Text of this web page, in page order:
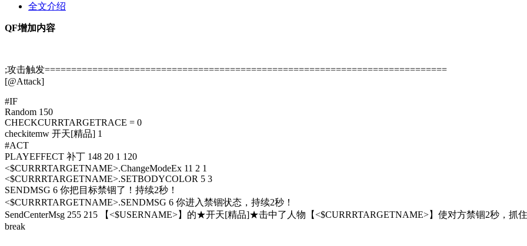
全文介绍
QF增加内容
;攻击触发============================================================================
[@Attack]
#IF
Random 150
CHECKCURRTARGETRACE = 0
checkitemw 开天[精品] 1
#ACT
PLAYEFFECT 补丁 148 20 1 120
<$CURRRTARGETNAME>.ChangeModeEx 11 2 1
<$CURRRTARGETNAME>.SETBODYCOLOR 5 3
SENDMSG 6 你把目标禁锢了！持续2秒！
<$CURRRTARGETNAME>.SENDMSG 6 你进入禁锢状态，持续2秒！
SendCenterMsg 255 215 【<$USERNAME>】的★开天[精品]★击中了人物【<$CURRRTARGETNAME>】使对方禁锢2秒，抓
break